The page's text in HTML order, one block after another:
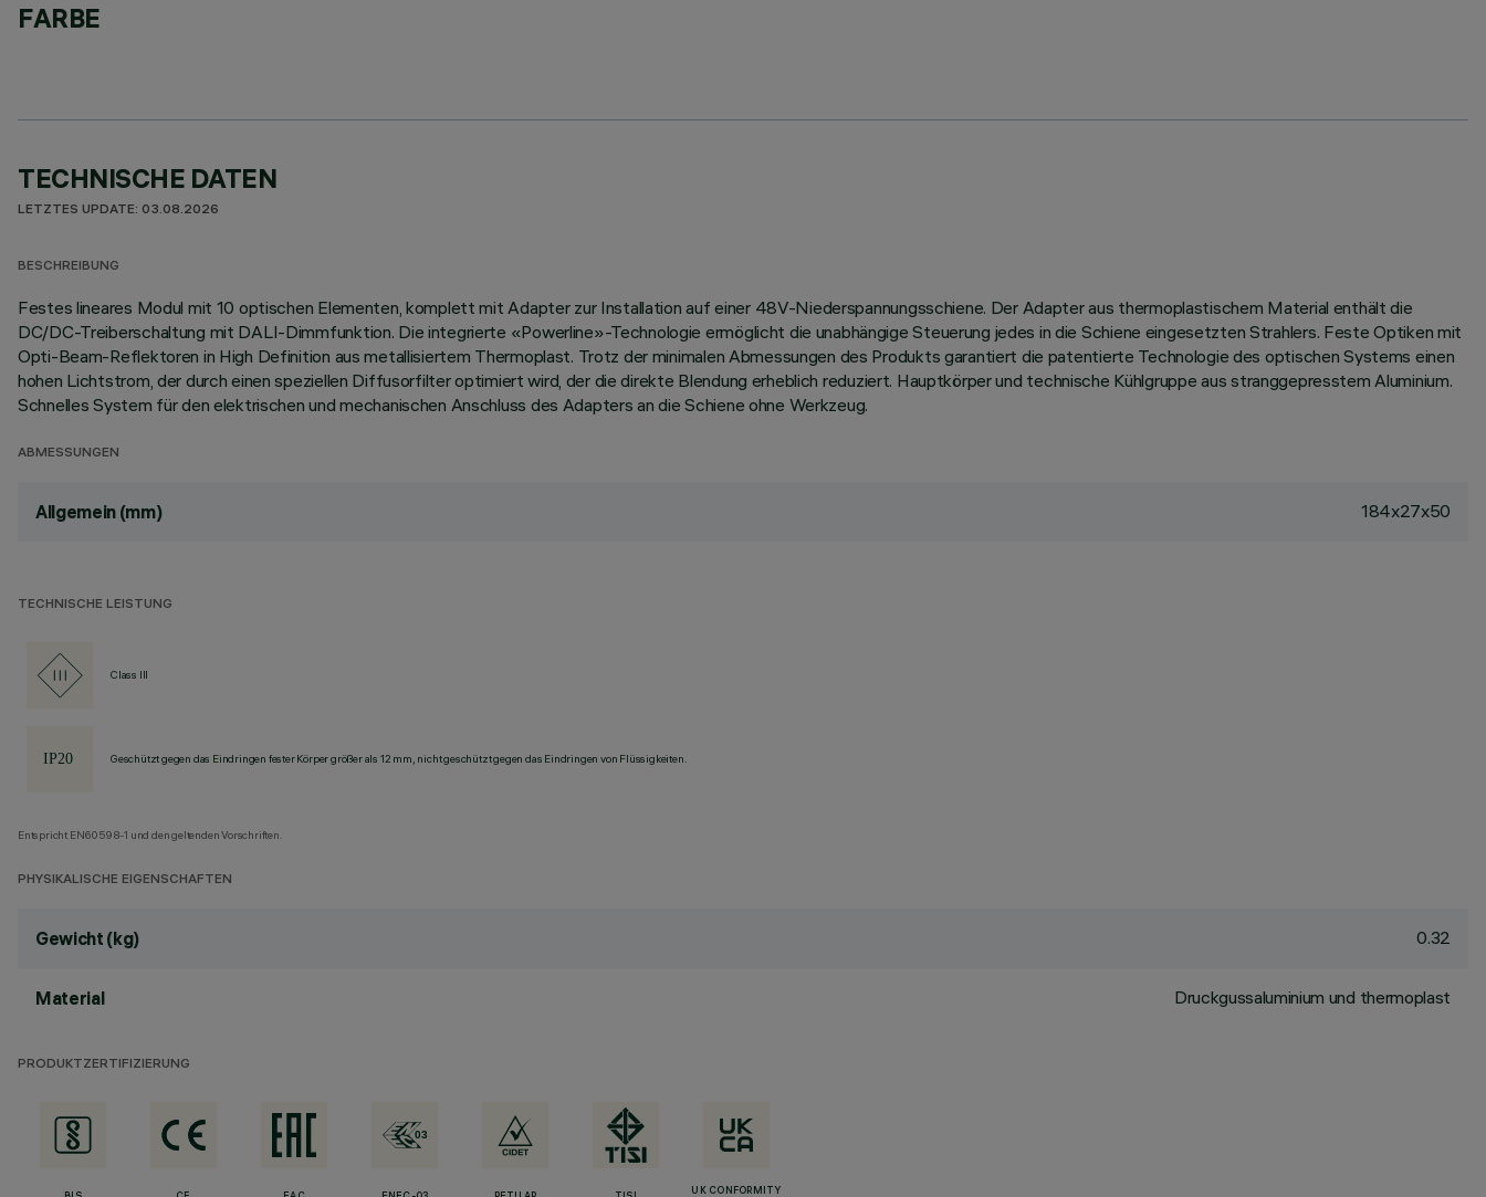
FARBE
TECHNISCHE DATEN
LETZTES UPDATE: 03.08.2026
BESCHREIBUNG
Festes lineares Modul mit 10 optischen Elementen, komplett mit Adapter zur Installation auf einer 48V-Niederspannungsschiene. Der Adapter aus thermoplastischem Material enthält die
DC/DC-Treiberschaltung mit DALI-Dimmfunktion. Die integrierte «Powerline»-Technologie ermöglicht die unabhängige Steuerung jedes in die Schiene eingesetzten Strahlers. Feste Optiken mit
Opti-Beam-Reflektoren in High Definition aus metallisiertem Thermoplast. Trotz der minimalen Abmessungen des Produkts garantiert die patentierte Technologie des optischen Systems einen
hohen Lichtstrom, der durch einen speziellen Diffusorfilter optimiert wird, der die direkte Blendung erheblich reduziert. Hauptkörper und technische Kühlgruppe aus stranggepresstem Aluminium.
Schnelles System für den elektrischen und mechanischen Anschluss des Adapters an die Schiene ohne Werkzeug.
ABMESSUNGEN
Allgemein (mm) 184x27x50
TECHNISCHE LEISTUNG
Class III
Geschützt gegen das Eindringen fester Körper größer als 12 mm, nicht geschützt gegen das Eindringen von Flüssigkeiten.
Entspricht EN60598-1 und den geltenden Vorschriften.
PHYSIKALISCHE EIGENSCHAFTEN
Gewicht (kg) 0.32
Material Druckgussaluminium und thermoplast
PRODUKTZERTIFIZIERUNG
UK CONFORMITY